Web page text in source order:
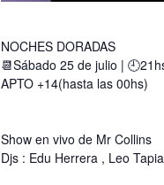
NOCHES DORADAS
📆Sábado 25 de julio |
APTO +14(hasta las 00hs)
Show en vivo de Mr Collins
Djs : Edu Herrera , Leo